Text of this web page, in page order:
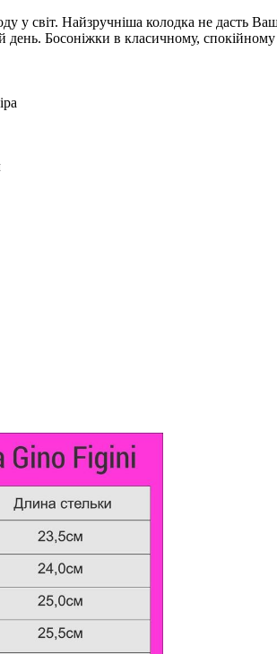
у світ. Найзручніша колодка не дасть
Босоніжки в класичному, спокійному